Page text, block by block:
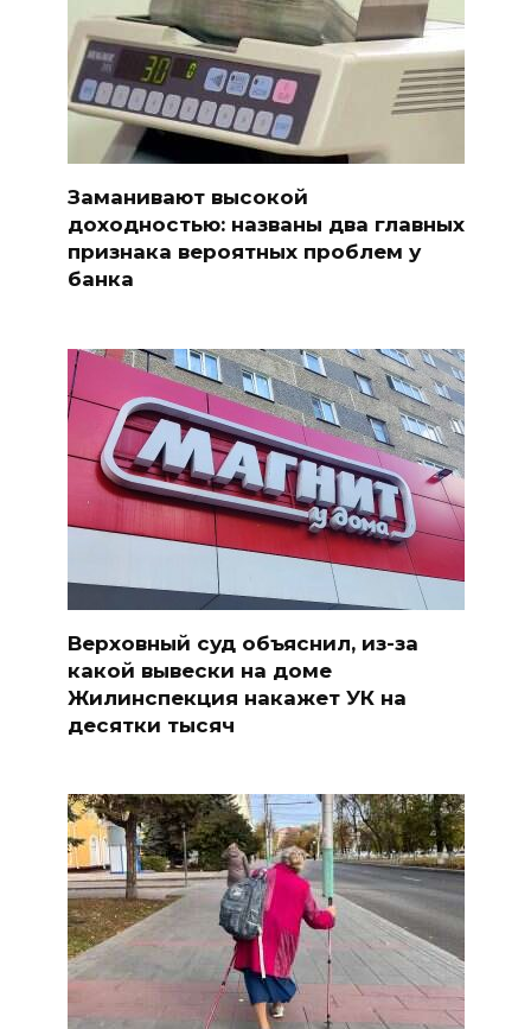
Заманивают высокой
доходностью: названы два главных
признака вероятных проблем у
банка
Верховный суд объяснил, из-за
какой вывески на доме
Жилинспекция накажет УК на
десятки тысяч